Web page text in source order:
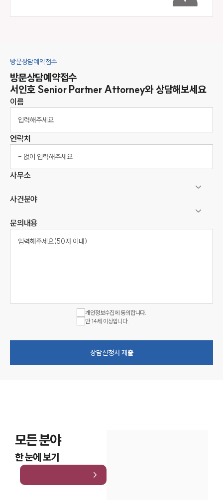
방문상담예약접수
방문상담예약접수
서인호 Senior Partner Attorney와 상담해보세요
이름
연락처
사무소
사건분야
문의내용
개인정보수집에 동의합니다.
만 14세 이상입니다.
상담신청서 제출
모든 분야
한 눈에 보기